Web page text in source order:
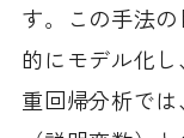
す。この手法
的にモデル化し
重回帰分析で